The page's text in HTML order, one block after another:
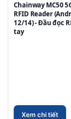
Chainway MC50
RFID Reader
12/14) - Đầu đọc
tay
Xem chi tiết